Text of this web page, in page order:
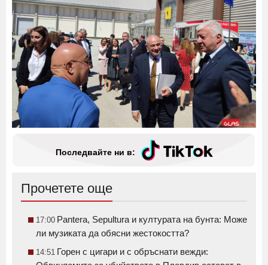
Последвайте ни в:
Прочетете още
17:00 Pantera, Sepultura и културата на бунта: Може
ли музиката да обясни жестокостта?
14:51 Горен с цигари и с обръснати вежди: